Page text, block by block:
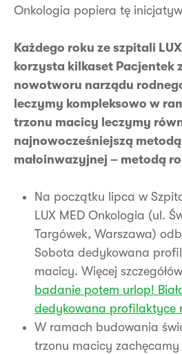
Onkologia popiera tę
Każdego roku ze szpitali
korzysta kilkaset Pacjentek
nowotworu narządu
leczymy kompleksowo w
trzonu macicy leczymy
najnowocześniejszą
małoinwazyjnej – metodą
Na początku lipca w
LUX MED Onkologia (ul.
Targówek, Warszawa)
Sobota dedykowana
macicy. Więcej
badanie potem urlop!
dedykowana profilaktyce
W ramach budowania
trzonu macicy